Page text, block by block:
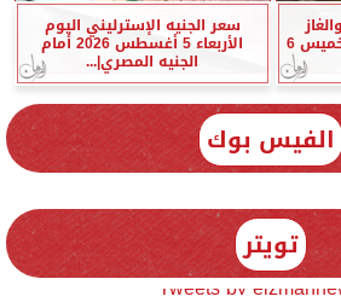
الطبيعي في مصر اليوم الخميس 6
سعر الجنيه الإسترليني اليوم
الأربعاء 5 أغسطس 2026 أمام
الجنيه المصري|...
الفيس بوك
تويتر
Tweets by